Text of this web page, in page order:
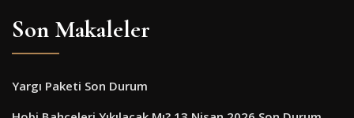
Son Makaleler
Yargı Paketi Son Durum